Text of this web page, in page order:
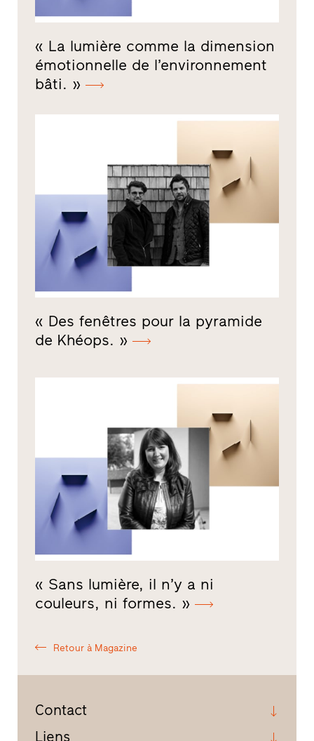
« La lumière comme la dimension
émotionnelle de l’environnement
bâti. »
« Des fenêtres pour la pyramide
de Khéops. »
« Sans lumière, il n’y a ni
couleurs, ni formes. »
Retour à Magazine
Contact
Liens